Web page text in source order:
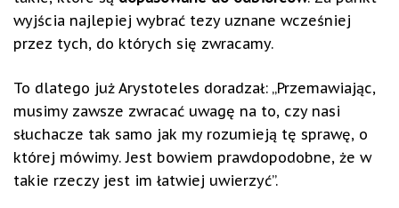
wyjścia najlepiej wybrać tezy uznane wcześniej
przez tych, do których się zwracamy.
To dlatego już Arystoteles doradzał: „Przemawiając,
musimy zawsze zwracać uwagę na to, czy nasi
słuchacze tak samo jak my rozumieją tę sprawę, o
której mówimy. Jest bowiem prawdopodobne, że w
takie rzeczy jest im łatwiej uwierzyć”.